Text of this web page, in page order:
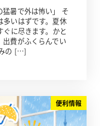
猛暑で外は怖い」 そ
多いはずです。夏休
ぐに尽きます。かと
費がふくらんでい
の […]
便利情報